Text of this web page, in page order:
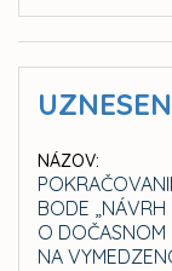
NÁZOV:
BODE „NÁVRH
O DOČASNOM
NA